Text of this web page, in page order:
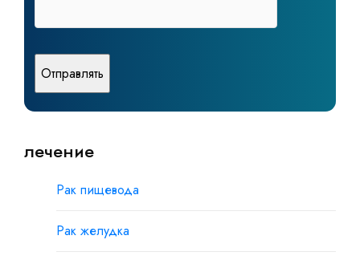
лечение
Рак пищевода
Рак желудка